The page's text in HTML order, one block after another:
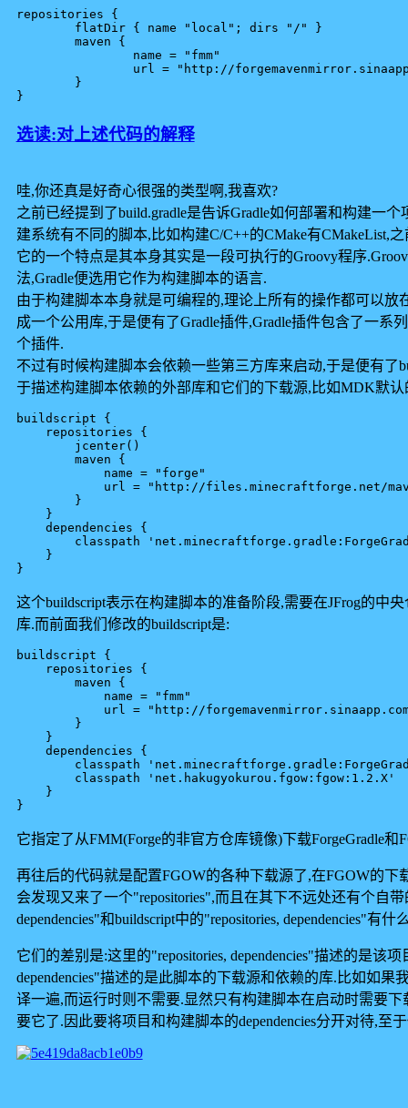
repositories {
选读:对上述代码的解释
哇,你还真是好奇心很强的类型啊,我喜欢?
之前已经提到了build.gradle是告诉Gradle如何部署和构建一
建系统有不同的脚本,比如构建C/C++的CMake有CMakeList,
它的一个特点是其本身其实是一段可执行的Groovy程序
法,Gradle便选用它作为构建脚本的语言.
由于构建脚本本身就是可编程的,理论上所有的操作都可以
成一个公用库,于是便有了Gradle插件,Gradle插件包含了一系
个插件.
不过有时候构建脚本会依赖一些第三方库来启动,于是便有了
于描述构建脚本依赖的外部库和它们的下载源,比如MDK默认
buildscript {
    repositories {
        jcenter()
        maven {
            name = "forge"
url = "http://files.minecraftforge.net/
        }
    }
    dependencies {
classpath
    }
这个buildscript表示在构建脚本的准备阶段,需要在JFrog的中
库.而前面我们修改的buildscript是:
buildscript {
    repositories {
        maven {
            name = "fmm"
url = "http://
        }
    }
    dependencies {
    }
它指定了从FMM(Forge的非官方仓库镜像)下载ForgeGradle和
再往后的代码就是配置FGOW的各种下载源了,在FGOW的
会发现又来了一个"repositories",而且在其下不远处还有个自带
dependencies"和buildscript中的"repositories, dependencies"有什
它们的差别是:这里的"repositories, dependencies"描述的是该
dependencies"描述的是此脚本的下载源和依赖的库.比如如
译一遍,而运行时则不需要.显然只有构建脚本在启动时需要
要它了.因此要将项目和构建脚本的dependencies分开对待,至